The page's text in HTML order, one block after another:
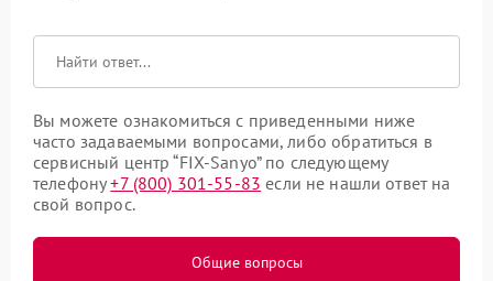
Вы можете ознакомиться с приведенными ниже
часто задаваемыми вопросами, либо обратиться в
сервисный центр “FIX-Sanyo” по следующему
телефону+7 (800) 301-55-83 если не нашли ответ на
свой вопрос.
Общие вопросы